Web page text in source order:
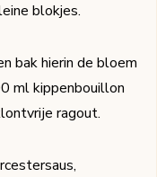
blokjes.
bak hierin de bloem
ml kippenbouillon
ragout.